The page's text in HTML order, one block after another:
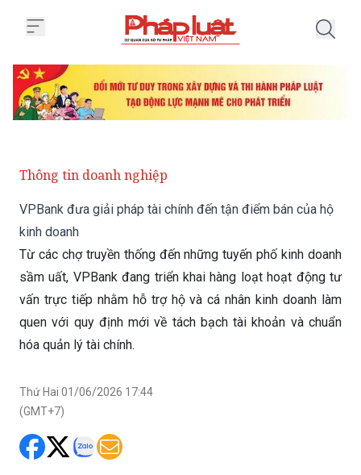
Thông tin doanh nghiệp
VPBank đưa giải pháp tài chính đến tận điểm bán của hộ
kinh doanh
Từ các chợ truyền thống đến những tuyến phố kinh doanh
sầm uất, VPBank đang triển khai hàng loạt hoạt động tư
vấn trực tiếp nhằm hỗ trợ hộ và cá nhân kinh doanh làm
quen với quy định mới về tách bạch tài khoản và chuẩn
hóa quản lý tài chính.
Thứ Hai 01/06/2026 17:44
(GMT+7)